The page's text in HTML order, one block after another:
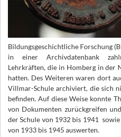
Bildungsgeschichtliche Forschung
in einer Archivdatenbank
Lehrkräften, die in Homberg in der
hatten. Des Weiteren waren dort
Villmar-Schule archiviert, die sich
befinden. Auf diese Weise konnte
von Dokumenten zurückgreifen
der Schule von 1932 bis 1941
von 1933 bis 1945 auswerten.